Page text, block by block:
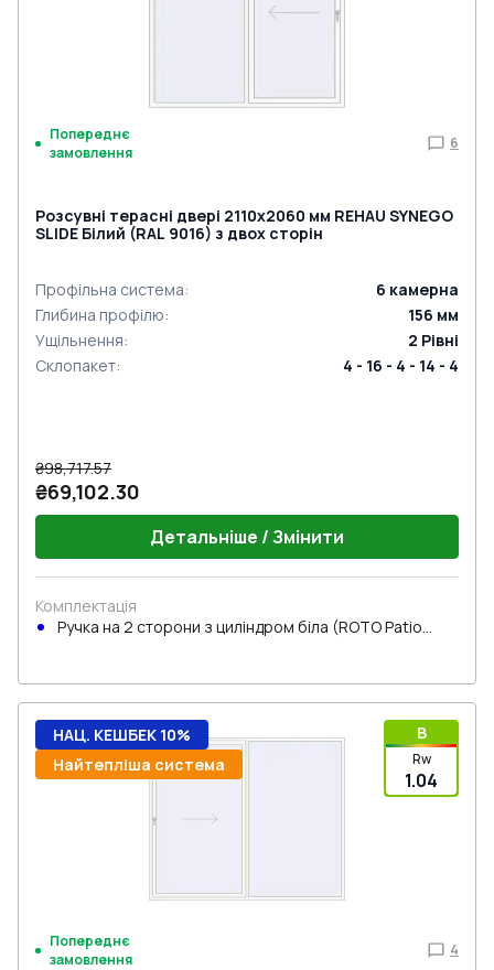
Попереднє
замовлення
6
Розсувні терасні двері 2110x2060 мм REHAU SYNEGO
SLIDE Білий (RAL 9016) з двох сторін
Профільна система: 6 камерна
Глибина профілю: 156 мм
Ущільнення: 2 Рівні
Склопакет: 4 - 16 - 4 - 14 - 4
₴98,717.57
₴69,102.30
Детальніше / Змінити
Комплектація
Ручка на 2 сторони з циліндром біла (ROTO Patio
B
Rw
1.04
НАЦ. КЕШБЕК 10%
Найтепліша система
Попереднє
замовлення
4